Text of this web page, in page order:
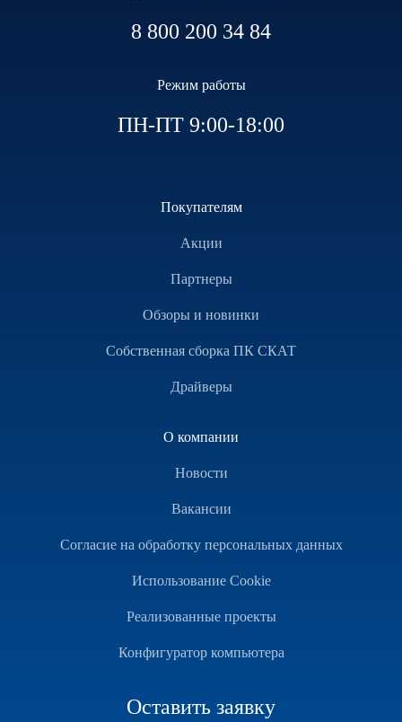
8 800 200 34 84
Режим работы
ПН-ПТ 9:00-18:00
Покупателям
Акции
Партнеры
Обзоры и новинки
Собственная сборка ПК СКАТ
Драйверы
О компании
Новости
Вакансии
Согласие на обработку персональных данных
Использование Cookie
Реализованные проекты
Конфигуратор компьютера
Оставить заявку